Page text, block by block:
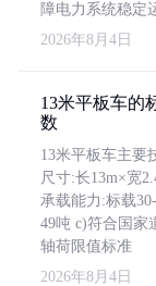
障电力系统稳定
2026年8月4日
13米平板车的
数
13米平板车主要
尺寸:长13m×宽
承载能力:标载
49吨 c)符合国家
轴荷限值标准
2026年8月4日